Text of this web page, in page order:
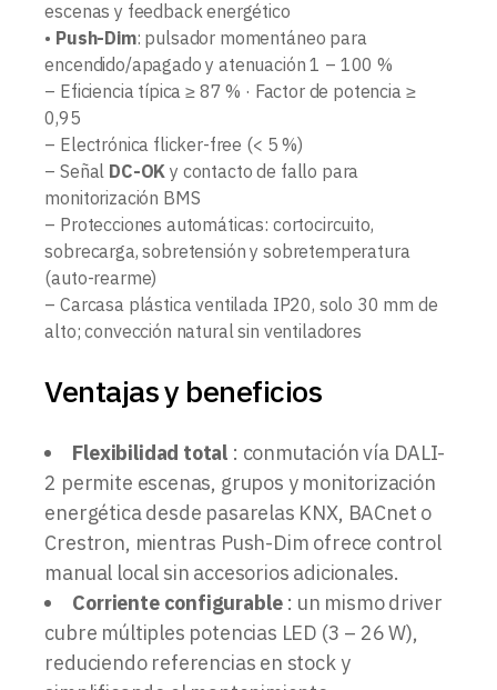
escenas y feedback energético
• Push-Dim: pulsador momentáneo para
encendido/apagado y atenuación 1 – 100 %
– Eficiencia típica ≥ 87 % · Factor de potencia ≥
0,95
– Electrónica flicker-free (< 5 %)
– Señal DC-OK y contacto de fallo para
monitorización BMS
– Protecciones automáticas: cortocircuito,
sobrecarga, sobretensión y sobretemperatura
(auto-rearme)
– Carcasa plástica ventilada IP20, solo 30 mm de
alto; convección natural sin ventiladores
Ventajas y beneficios
Flexibilidad total : conmutación vía DALI-
2 permite escenas, grupos y monitorización
energética desde pasarelas KNX, BACnet o
Crestron, mientras Push-Dim ofrece control
manual local sin accesorios adicionales.
Corriente configurable: un mismo driver
cubre múltiples potencias LED (3 – 26 W),
reduciendo referencias en stock y